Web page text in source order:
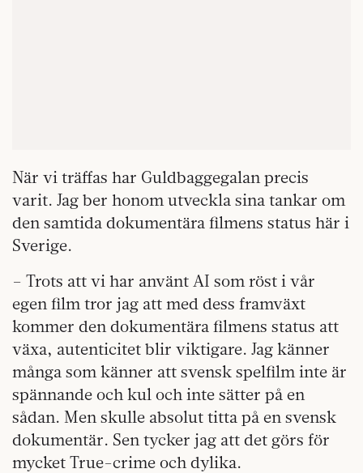
När vi träffas har Guldbaggegalan precis
varit. Jag ber honom utveckla sina tankar om
den samtida dokumentära filmens status här i
Sverige.
– Trots att vi har använt AI som röst i vår
egen film tror jag att med dess framväxt
kommer den dokumentära filmens status att
växa, autenticitet blir viktigare. Jag känner
många som känner att svensk spelfilm inte är
spännande och kul och inte sätter på en
sådan. Men skulle absolut titta på en svensk
dokumentär. Sen tycker jag att det görs för
mycket True-crime och dylika.